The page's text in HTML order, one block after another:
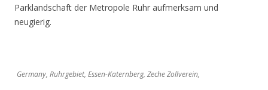
Parklandschaft der Metropole Ruhr aufmerksam und
neugierig.
Germany, Ruhrgebiet, Essen-Katernberg, Zeche Zollverein,